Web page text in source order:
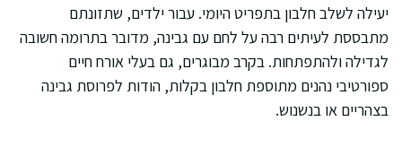
יעילה לשלב חלבון בתפריט היומי. עבור ילדים, שתזונתם
מתבססת לעיתים רבה על לחם עם גבינה, מדובר בתרומה חשובה
לגדילה ולהתפתחות. בקרב מבוגרים, גם בעלי אורח חיים
ספורטיבי נהנים מתוספת חלבון בקלות, הודות לפרוסת גבינה
בצהריים או בנשנוש.